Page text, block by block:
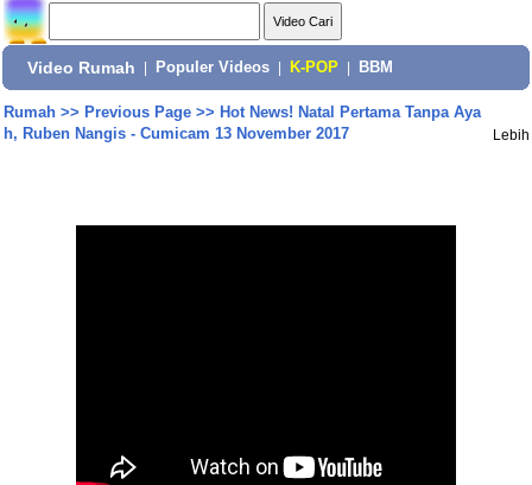
Video Rumah Populer Videos K-POP BBM
Rumah>> Previous Page>> Hot News! Natal Pertama Tanpa Aya
h, Ruben Nangis - Cumicam 13 November 2017
Lebih